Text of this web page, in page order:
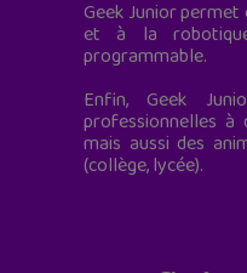
Geek Junior
et à la
programmable.
Enfin, Geek
professionnelles à
mais aussi des
(collège, lycée).